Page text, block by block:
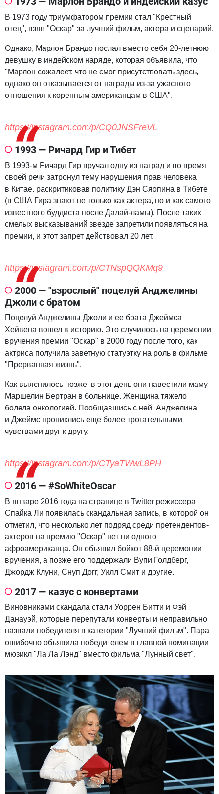
В 1973 году триумфатором премии стал "Крестный
отец", взяв "Оскар" за лучший фильм, актера и сценарий.
Однако, Марлон Брандо послал вместо себя 20-летнюю
девушку в индейском наряде, которая объявила, что
"Марлон сожалеет, что не смог присутствовать здесь,
однако он отказывается от награды из-за ужасного
отношения к коренным американцам в США".
https://instagram.com/p/CQ0JNSFreVL
1993 — Ричард Гир и Тибет
В 1993-м Ричард Гир вручал одну из наград и во время
своей речи затронул тему нарушения прав человека
в Китае, раскритиковав политику Дэн Сяопина в Тибете
(в США Гира знают не только как актера, но и как самого
известного буддиста после Далай-ламы). После таких
смелых высказываний звезде запретили появляться на
премии, и этот запрет действовал 20 лет.
https://instagram.com/p/CTNspQQKMq9
2000 — "взрослый" поцелуй Анджелины
Джоли с братом
Поцелуй Анджелины Джоли и ее брата Джеймса
Хейвена вошел в историю. Это случилось на церемонии
вручения премии "Оскар" в 2000 году после того, как
актриса получила заветную статуэтку на роль в фильме
"Прерванная жизнь".
Как выяснилось позже, в этот день они навестили маму
Маршелин Бертран в больнице. Женщина тяжело
болела онкологией. Пообщавшись с ней, Анджелина
и Джеймс прониклись еще более трогательными
чувствами друг к другу.
https://instagram.com/p/CTyaTWwL8PH
2016 — #SoWhiteOscar
В январе 2016 года на странице в Twitter режиссера
Спайка Ли появилась скандальная запись, в которой он
отметил, что несколько лет подряд среди претендентов-
актеров на премию "Оскар" нет ни одного
афроамериканца. Он объявил бойкот 88-й церемонии
вручения, а позже его поддержали Вупи Голдберг,
Джордж Клуни, Снуп Догг, Уилл Смит и другие.
2017 — казус с конвертами
Виновниками скандала стали Уоррен Битти и Фэй
Данауэй, которые перепутали конверты и неправильно
назвали победителя в категории "Лучший фильм". Пара
ошибочно объявила победителем в главной номинации
мюзикл "Ла Ла Лэнд" вместо фильма "Лунный свет".